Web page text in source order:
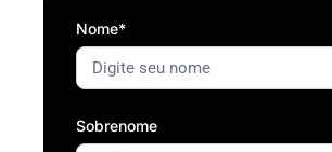
Nome*
Sobrenome